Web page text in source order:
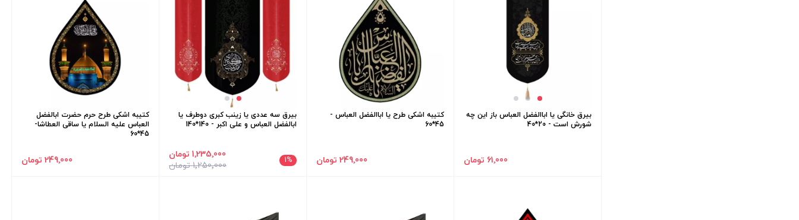
بیرق خانگی یا اباالفضل العباس باز این چه
شورش است - 20*40
61٬000 تومان
کتیبه اشکی طرح یا اباالفضل العباس -
45*60
249٬000 تومان
بیرق سه عددی یا زینب کبری دوطرف یا
ابالفضل العباس و علی اکبر - 140*140
1% 1٬250٬000 تومان
1٬235٬000 تومان
کتیبه اشکی طرح حرم حضرت ابالفضل
العباس علیه السلام یا ساقی العطاشا-
45*60
249٬000 تومان